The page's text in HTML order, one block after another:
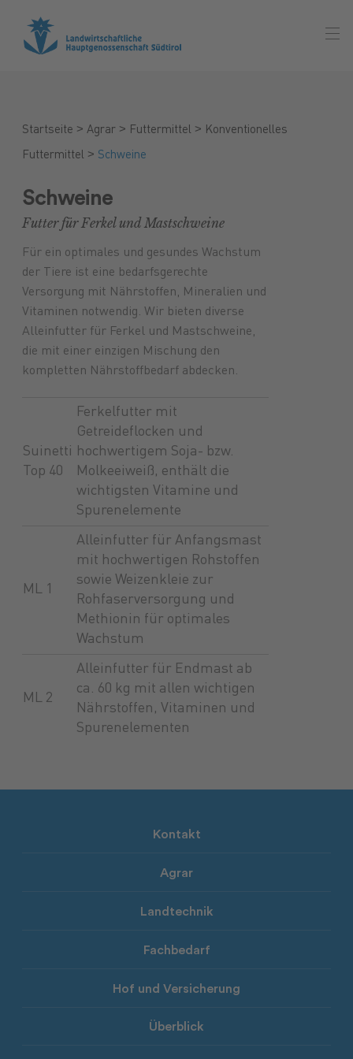
Startseite > Agrar > Futtermittel > Konventionelles
Futtermittel > Schweine
Schweine
Futter für Ferkel und Mastschweine
Für ein optimales und gesundes Wachstum
der Tiere ist eine bedarfsgerechte
Versorgung mit Nährstoffen, Mineralien und
Vitaminen notwendig. Wir bieten diverse
Alleinfutter für Ferkel und Mastschweine,
die mit einer einzigen Mischung den
kompletten Nährstoffbedarf abdecken.
Suinetti
Top 40
Ferkelfutter mit
Getreideflocken und
hochwertigem Soja- bzw.
Molkeeiweiß, enthält die
wichtigsten Vitamine und
Spurenelemente
ML 1
Alleinfutter für Anfangsmast
mit hochwertigen Rohstoffen
sowie Weizenkleie zur
Rohfaserversorgung und
Methionin für optimales
Wachstum
ML 2
Alleinfutter für Endmast ab
ca. 60 kg mit allen wichtigen
Nährstoffen, Vitaminen und
Spurenelementen
Kontakt
Agrar
Landtechnik
Fachbedarf
Hof und Versicherung
Überblick